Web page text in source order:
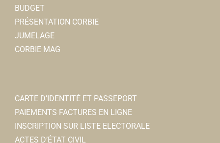
BUDGET
PRÉSENTATION CORBIE
JUMELAGE
CORBIE MAG
CARTE D’IDENTITÉ ET PASSEPORT
PAIEMENTS FACTURES EN LIGNE
INSCRIPTION SUR LISTE ELECTORALE
ACTES D’ÉTAT CIVIL